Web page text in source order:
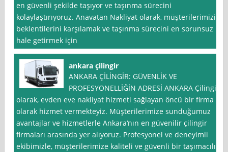
en güvenli şekilde taşıyor ve taşınma sürecini
kolaylaştırıyoruz. Anavatan Nakliyat olarak, müşterilerimizin
beklentilerini karşılamak ve taşınma sürecini en sorunsuz
hale getirmek için
ankara çilingir
ANKARA ÇİLİNGİR: GÜVENLİK VE
PROFESYONELLİĞİN ADRESİ ANKARA Çilingir
olarak, evden eve nakliyat hizmeti sağlayan öncü bir firma
olarak hizmet vermekteyiz. Müşterilerimize sunduğumuz
avantajlar ve hizmetlerle Ankara‘nın en güvenilir çilingir
firmaları arasında yer alıyoruz. Profesyonel ve deneyimli
ekibimizle, müşterilerimize kaliteli ve güvenli bir taşımacılık